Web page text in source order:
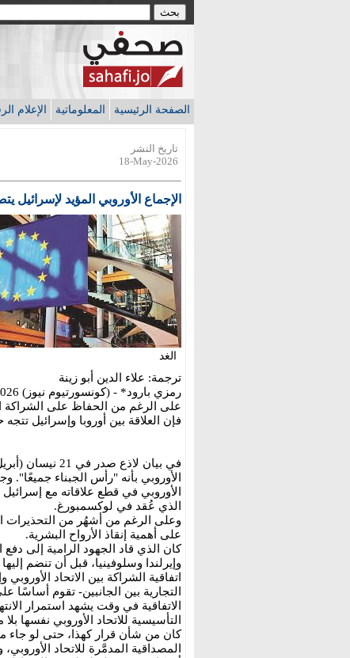
الصفحة الرئيسية المعلوماتية الإعلام
تاريخ النشر
18-May-2026
الإجماع الأوروبي المؤيد لإسرائيل
الغد
ترجمة: علاء الدين أبو زينة
رمزي بارود* - (كونسورتيوم نيوز) 13/5/2026
على الرغم من الحفاظ على الشراكة
فإن العلاقة بين أوروبا وإسرائيل
في بيان لاذع
الأوروبي بأنه "رأس الجبناء جميعًا".
الأوروبي في قطع علاقاته مع
الذي عُقد في لوكسمبورغ.
وعلى الرغم من أشهُر من التحذيرات
على أهمية إنقاذ الأرواح البشرية.
كان الذي قاد الجهود الرامية إلى
وإيرلندا وسلوفينيا، قبل أن تنضم
اتفاقية الشراكة بين الاتحاد
التجارية بين الجانبين- تقوم أساسًا
الاتفاقية في وقت يشهد استمرار
التأسيسية للاتحاد الأوروبي نفسها
كان من شأن قرار كهذا، حتى لو جاء
المصداقية المدمَّرة للاتحاد